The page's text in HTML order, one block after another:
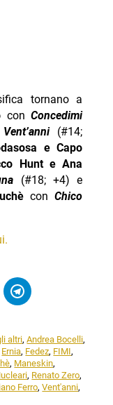
tornano a
conConcedimi
Vent’anni (#14;
e Capo
Hunt e Ana
(#18; +4) e
conChico
altri,Andrea Bocelli,
Ernia, Fedez, FIMI,
, Maneskin,
, Renato Zero,
Ferro,Vent'anni,